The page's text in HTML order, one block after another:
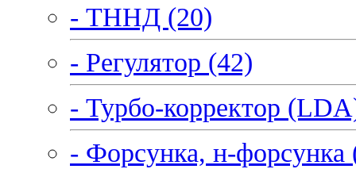
- ТННД (20)
- Регулятор (42)
- Турбо-корректор
- Форсунка, н-форсунка